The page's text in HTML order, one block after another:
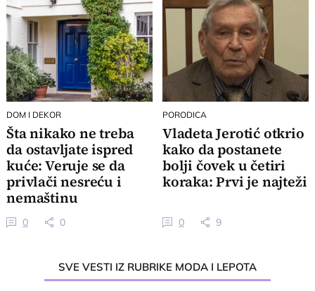
DOM I DEKOR
Šta nikako ne treba
da ostavljate ispred
kuće: Veruje se da
privlači nesreću i
nemaštinu
0 0
PORODICA
Vladeta Jerotić otkrio
kako da postanete
bolji čovek u četiri
koraka: Prvi je najteži
0 9
SVE VESTI IZ RUBRIKE MODA I LEPOTA